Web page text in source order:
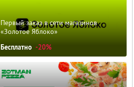
Первый заказ в сети магазинов
«Золотое Яблоко»
Бесплатно -20%